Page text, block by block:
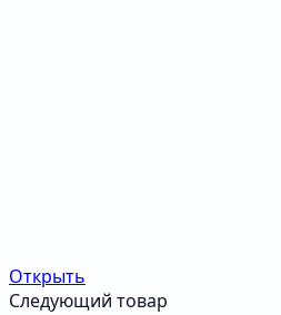
Открыть
Следующий товар